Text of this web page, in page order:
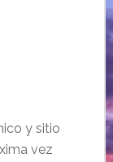
y sitio
vez